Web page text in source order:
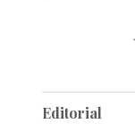
Editorial